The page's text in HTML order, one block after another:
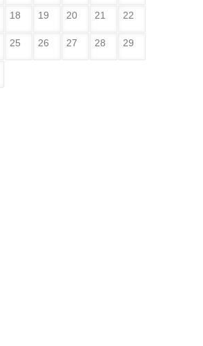
18 19 20 21 22
25 26 27 28 29